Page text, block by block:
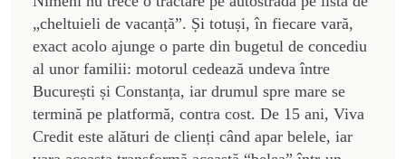
„cheltuieli de vacanță”. Și totuși, în fiecare vară,
exact acolo ajunge o parte din bugetul de concediu
al unor familii: motorul cedează undeva între
București și Constanța, iar drumul spre mare se
termină pe platformă, contra cost. De 15 ani, Viva
Credit este alături de clienți când apar belele, iar